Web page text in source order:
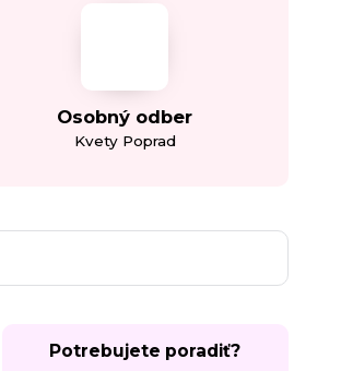
Osobný odber
Kvety Poprad
Potrebujete poradiť?